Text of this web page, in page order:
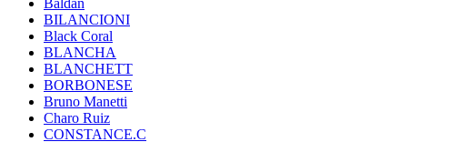
Baldan
BILANCIONI
Black Coral
BLANCHA
BLANCHETT
BORBONESE
Bruno Manetti
Charo Ruiz
CONSTANCE.C